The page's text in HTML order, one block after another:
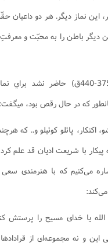
اين نماز ديگر. هر دو داعيان
ديگر باطن را به محبّت و
ابوسعيد ابوالخير (375-440ق) حاضر
که در حال رقص بود، ميگفت:
پائلو کوئیلو و.. که
با شریعت ادیان قد علم
می‌کنیم که با هنرمندی
الله یا خدای مسیح را پرستش
و نه مجموعه‌ای از